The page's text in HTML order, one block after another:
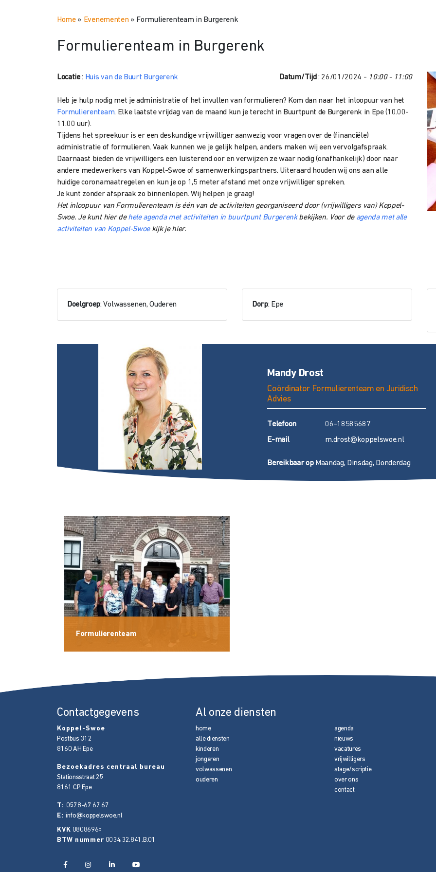
Home» Evenementen» Formulierenteam in Burgerenk
Formulierenteam in Burgerenk
Locatie: Huis van de Buurt Burgerenk Datum/Tijd : 26/01/2024 - 10:00 - 11:00
Heb je hulp nodig met je administratie of het invullen van formulieren? Kom dan naar het inloopuur van het
Formulierenteam. Elke laatste vrijdag van de maand kun je terecht in Buurtpunt de Burgerenk in Epe (10.00-
11.00 uur).
Tijdens het spreekuur is er een deskundige vrijwilliger aanwezig voor vragen over de (financiële)
administratie of formulieren. Vaak kunnen we je gelijk helpen, anders maken wij een vervolgafspraak.
Daarnaast bieden de vrijwilligers een luisterend oor en verwijzen ze waar nodig (onafhankelijk) door naar
andere medewerkers van Koppel-Swoe of samenwerkingspartners. Uiteraard houden wij ons aan alle
huidige coronamaatregelen en kun je op 1,5 meter afstand met onze vrijwilliger spreken.
Je kunt zonder afspraak zo binnenlopen. Wij helpen je graag!
Het inloopuur van Formulierenteam is één van de activiteiten georganiseerd door (vrijwilligers van) Koppel-
Swoe. Je kunt hier dehele agenda met activiteiten in buurtpunt Burgerenkbekijken. Voor de agenda met alle
activiteiten van Koppel-Swoekijk je hier.
Doelgroep: Volwassenen, Ouderen Dorp: Epe
Mandy Drost
Coördinator Formulierenteam en Juridisch
Advies
Telefoon
06-18585687
E-mail m.drost@koppelswoe.nl
Bereikbaar opMaandag, Dinsdag, Donderdag
Formulierenteam
Contactgegevens
Koppel-Swoe
Postbus 312
8160 AH Epe
Bezoekadres centraal bureau
Stationsstraat 25
8161 CP Epe
T: 0578-67 67 67
E: info@koppelswoe.nl
KVK 08086965
BTW nummer 0034.32.841.B.01
Al onze diensten
home
alle diensten
kinderen
jongeren
volwassenen
ouderen
agenda
nieuws
vacatures
vrijwilligers
stage/scriptie
over ons
contact